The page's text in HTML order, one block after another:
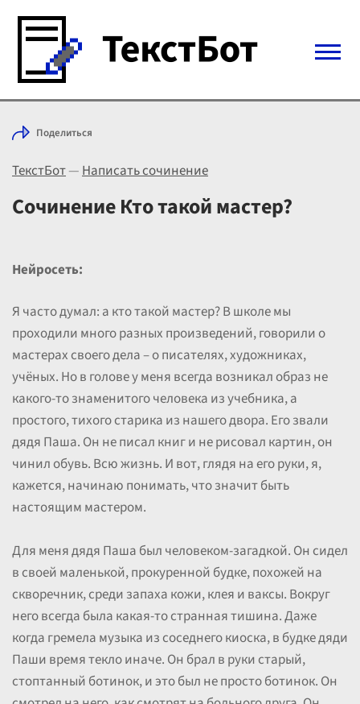
Войти с Telegram
Выбрать режим
Цены
Поделиться
ТекстБот—Написать сочинение
Сочинение Кто такой мастер?
Нейросеть:
Я часто думал: а кто такой мастер? В школе мы
проходили много разных произведений, говорили о
мастерах своего дела – о писателях, художниках,
учёных. Но в голове у меня всегда возникал образ не
какого-то знаменитого человека из учебника, а
простого, тихого старика из нашего двора. Его звали
дядя Паша. Он не писал книг и не рисовал картин, он
чинил обувь. Всю жизнь. И вот, глядя на его руки, я,
кажется, начинаю понимать, что значит быть
настоящим мастером.
Для меня дядя Паша был человеком-загадкой. Он сидел
в своей маленькой, прокуренной будке, похожей на
скворечник, среди запаха кожи, клея и ваксы. Вокруг
него всегда была какая-то странная тишина. Даже
когда гремела музыка из соседнего киоска, в будке дяди
Паши время текло иначе. Он брал в руки старый,
стоптанный ботинок, и это был не просто ботинок. Он